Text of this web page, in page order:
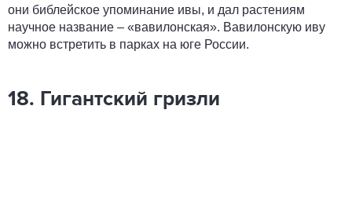
они библейское упоминание ивы, и дал растениям
научное название – «вавилонская». Вавилонскую иву
можно встретить в парках на юге России.
18. Гигантский гризли